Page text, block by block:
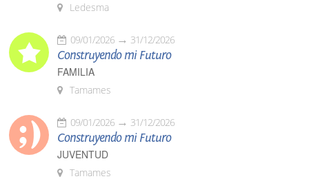
Ledesma
09/01/2026 31/12/2026
Construyendo mi Futuro
FAMILIA
Tamames
09/01/2026 31/12/2026
Construyendo mi Futuro
JUVENTUD
Tamames